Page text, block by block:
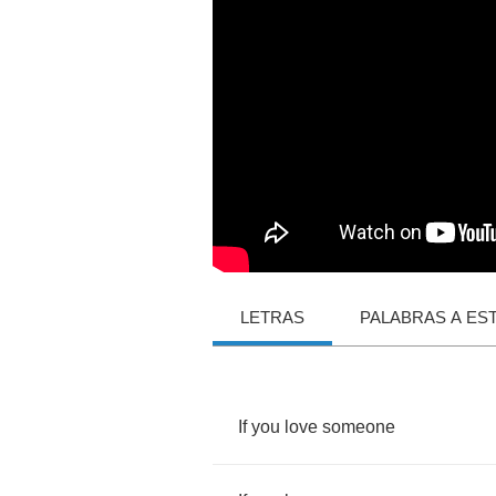
LETRAS PALABRAS A
If you love someone